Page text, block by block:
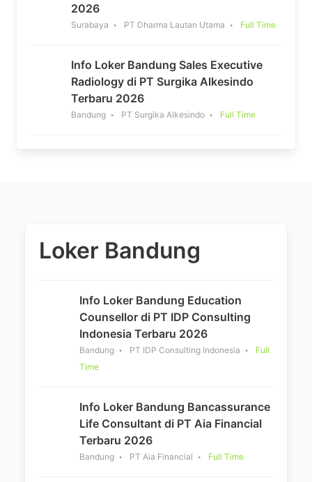
2026
Surabaya PT Dharma Lautan Utama Full Time
Info Loker Bandung Sales Executive
Radiology di PT Surgika Alkesindo
Terbaru 2026
Bandung PT Surgika Alkesindo Full Time
Loker Bandung
Info Loker Bandung Education
Counsellor di PT IDP Consulting
Indonesia Terbaru 2026
Bandung PT IDP Consulting Indonesia
Full
Time
Info Loker Bandung Bancassurance
Life Consultant di PT Aia Financial
Terbaru 2026
Bandung PT Aia Financial Full Time